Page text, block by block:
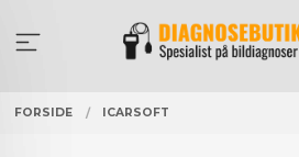
innholdet
FORSIDE ICARSOFT